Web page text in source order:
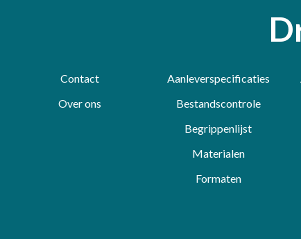
Contact
Over ons
Aanleverspecificaties
Bestandscontrole
Begrippenlijst
Materialen
Formaten